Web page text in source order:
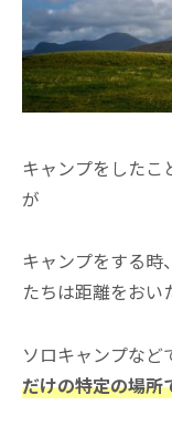
キャンプをしたこ
が
キャンプをする時
たちは距離をおい
ソロキャンプなど
だけの特定の場所